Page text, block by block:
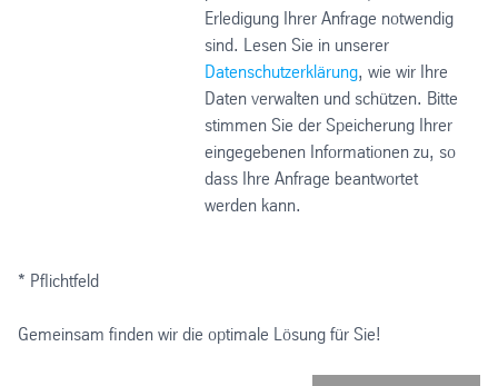
Erledigung Ihrer Anfrage notwendig
sind. Lesen Sie in unserer
Datenschutzerklärung, wie wir Ihre
Daten verwalten und schützen. Bitte
stimmen Sie der Speicherung Ihrer
eingegebenen Informationen zu, so
dass Ihre Anfrage beantwortet
werden kann.
* Pflichtfeld
Gemeinsam finden wir die optimale Lösung für Sie!